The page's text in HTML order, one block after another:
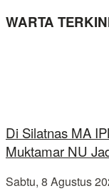
WARTA
Di Silatnas MA
Muktamar NU
Sabtu, 8 Agustus